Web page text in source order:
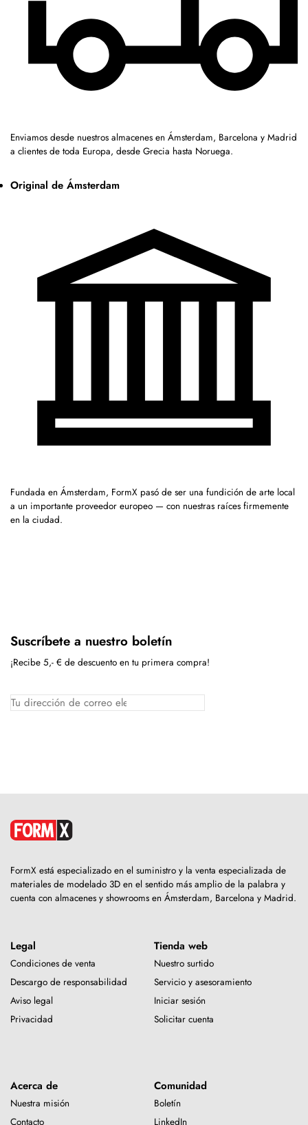
Enviamos desde nuestros almacenes en Ámsterdam, Barcelona y Madrid
a clientes de toda Europa, desde Grecia hasta Noruega.
Original de Ámsterdam
Fundada en Ámsterdam, FormX pasó de ser una fundición de arte local
a un importante proveedor europeo — con nuestras raíces firmemente
en la ciudad.
Suscríbete a nuestro boletín
¡Recibe 5,- € de descuento en tu primera compra!
FormX está especializado en el suministro y la venta especializada de
materiales de modelado 3D en el sentido más amplio de la palabra y
cuenta con almacenes y showrooms en Ámsterdam, Barcelona y Madrid.
Legal
Condiciones de venta
Descargo de responsabilidad
Aviso legal
Privacidad
Tienda web
Nuestro surtido
Servicio y asesoramiento
Iniciar sesión
Solicitar cuenta
Acerca de
Nuestra misión
Contacto
Comunidad
Boletín
LinkedIn